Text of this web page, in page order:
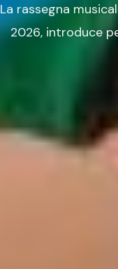
La rassegna
2026, introduce